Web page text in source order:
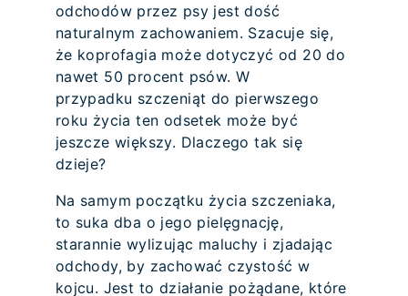
odchodów przez psy jest dość
naturalnym zachowaniem. Szacuje się,
że koprofagia może dotyczyć od 20 do
nawet 50 procent psów. W
przypadku szczeniąt do pierwszego
roku życia ten odsetek może być
jeszcze większy. Dlaczego tak się
dzieje?
Na samym początku życia szczeniaka,
to suka dba o jego pielęgnację,
starannie wylizując maluchy i zjadając
odchody, by zachować czystość w
kojcu. Jest to działanie pożądane, które